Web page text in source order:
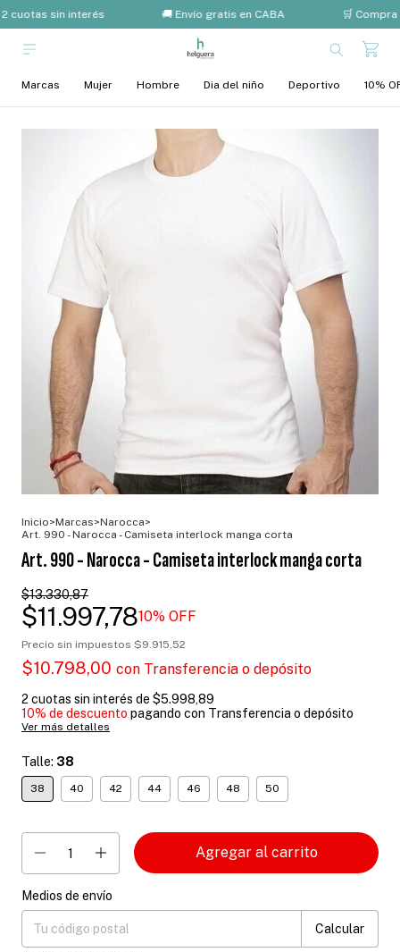
cuotas sin interés 🚚 Envío gratis en CABA 🛒 Compra
Marcas Mujer Hombre Dia del niño Deportivo 10%
Inicio>Marcas>Narocca>
Art. 990 - Narocca - Camiseta interlock manga corta
Art. 990 - Narocca - Camiseta interlock manga corta
$13.330,87
$11.997,7810% OFF
Precio sin impuestos $9.915,52
$10.798,00 con Transferencia o depósito
2cuotas sin interés de $5.998,89
10% de descuento pagando con Transferencia o depósito
Ver más detalles
Talle: 38
38 40 42 44 46 48 50
Entregas para el CP:
Medios de envío
Calcular